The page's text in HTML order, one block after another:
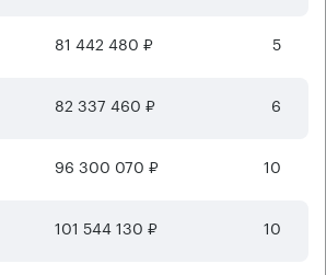
81 442 480 ₽ 5
82 337 460 ₽ 6
96 300 070 ₽ 10
101 544 130 ₽ 10